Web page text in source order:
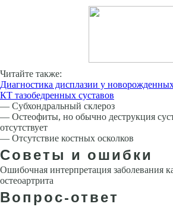
Читайте также:
Диагностика дисплазии у
КТ тазобедренных суставов
— Субхондральный склероз
— Остеофиты, но обычно деструкция
отсутствует
— Отсутствие костных осколков
Советы и ошибки
Ошибочная интерпретация заболевания
остеоартрита
Вопрос-ответ